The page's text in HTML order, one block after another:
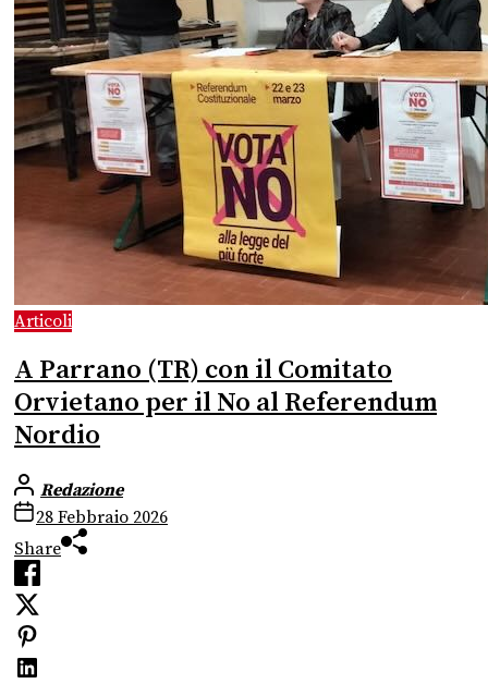
Articoli
A Parrano (TR) con il Comitato
Orvietano per il No al Referendum
Nordio
Redazione
28 Febbraio 2026
Share